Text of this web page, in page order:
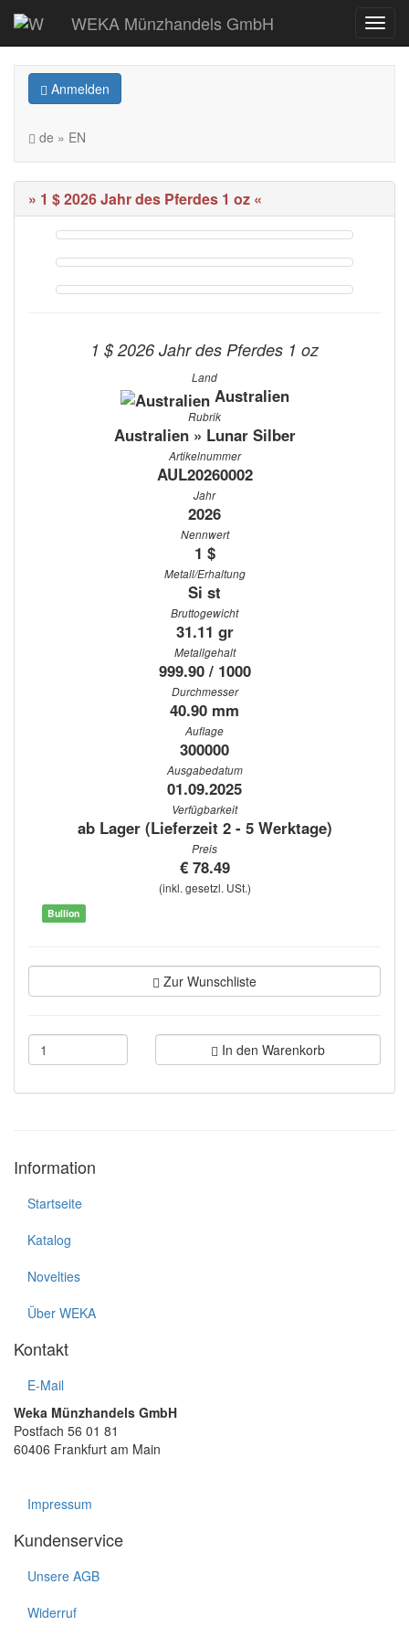
WEKA Münzhandels GmbH
Anmelden
de » EN
» 1 $ 2026 Jahr des Pferdes 1 oz «
1 $ 2026 Jahr des Pferdes 1 oz
Land
Australien
Rubrik
Australien » Lunar Silber
Artikelnummer
AUL20260002
Jahr
2026
Nennwert
1 $
Metall/Erhaltung
Si st
Bruttogewicht
31.11 gr
Metallgehalt
999.90 / 1000
Durchmesser
40.90 mm
Auflage
300000
Ausgabedatum
01.09.2025
Verfügbarkeit
ab Lager (Lieferzeit 2 - 5 Werktage)
Preis
€ 78.49
(inkl. gesetzl. USt.)
Bullion
Zur Wunschliste
In den Warenkorb
Information
Startseite
Katalog
Novelties
Über WEKA
Kontakt
E-Mail
Weka Münzhandels GmbH
Postfach 56 01 81
60406 Frankfurt am Main
Impressum
Kundenservice
Unsere AGB
Widerruf